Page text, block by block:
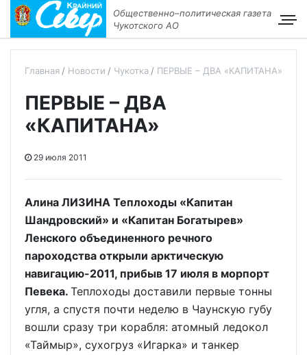
Общественно–политическая газета
Чукотского АО
Главная Новости Чукотка ПЕРВЫЕ – ДВА «КАПИТАНА»
ПЕРВЫЕ – ДВА
«КАПИТАНА»
29 июля 2011
Алина ЛИЗИНА Теплоходы «Капитан
Шандровский» и «Капитан Богатырев»
Ленского объединенного речного
пароходства открыли арктическую
навигацию-2011, прибыв 17 июля в морпорт
Певека. Теплоходы доставили первые тонны
угля, а спустя почти неделю в Чаунскую губу
вошли сразу три корабля: атомный ледокол
«Таймыр», сухогруз «Игарка» и танкер